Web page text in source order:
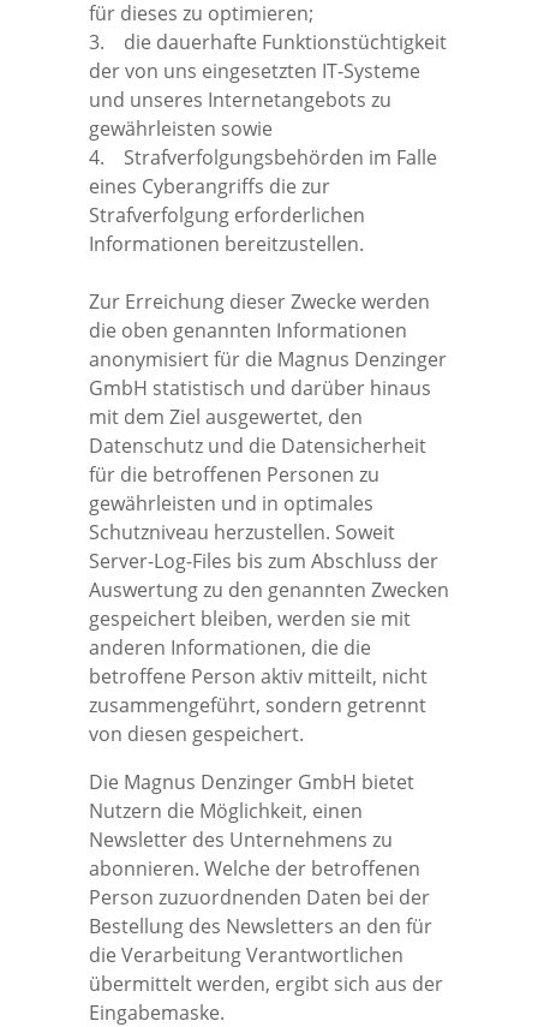
für dieses zu optimieren;
3. die dauerhafte Funktionstüchtigkeit
der von uns eingesetzten IT-Systeme
und unseres Internetangebots zu
gewährleisten sowie
4. Strafverfolgungsbehörden im Falle
eines Cyberangriffs die zur
Strafverfolgung erforderlichen
Informationen bereitzustellen.
Zur Erreichung dieser Zwecke werden
die oben genannten Informationen
anonymisiert für die Magnus Denzinger
GmbH statistisch und darüber hinaus
mit dem Ziel ausgewertet, den
Datenschutz und die Datensicherheit
für die betroffenen Personen zu
gewährleisten und in optimales
Schutzniveau herzustellen. Soweit
Server-Log-Files bis zum Abschluss der
Auswertung zu den genannten Zwecken
gespeichert bleiben, werden sie mit
anderen Informationen, die die
betroffene Person aktiv mitteilt, nicht
zusammengeführt, sondern getrennt
von diesen gespeichert.
Die Magnus Denzinger GmbH bietet
Nutzern die Möglichkeit, einen
Newsletter des Unternehmens zu
abonnieren. Welche der betroffenen
Person zuzuordnenden Daten bei der
Bestellung des Newsletters an den für
die Verarbeitung Verantwortlichen
übermittelt werden, ergibt sich aus der
Eingabemaske.